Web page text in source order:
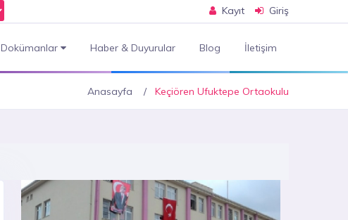
Kayıt Giriş
Dokümanlar Haber & Duyurular Blog İletişim
Anasayfa Keçiören Ufuktepe Ortaokulu